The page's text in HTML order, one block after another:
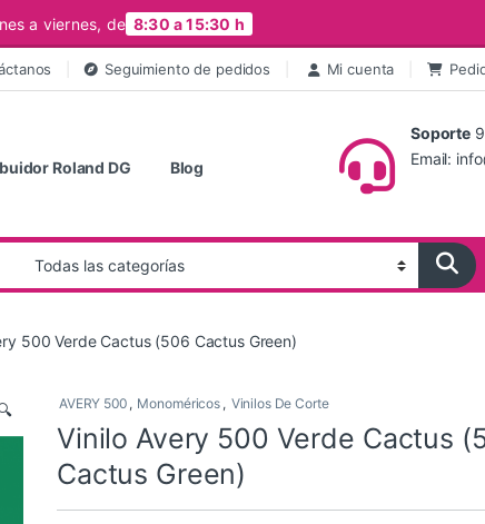
a viernes, de 8:30 a 15:30 h
Seguimiento de pedidos Mi cuenta
Roland DG Blog
Soporte
Email:
500 Verde Cactus (506 Cactus Green)
AVERY 500 , Monoméricos , Vinilos De Corte
Vinilo Avery 500 Verde Cactus
Cactus Green)